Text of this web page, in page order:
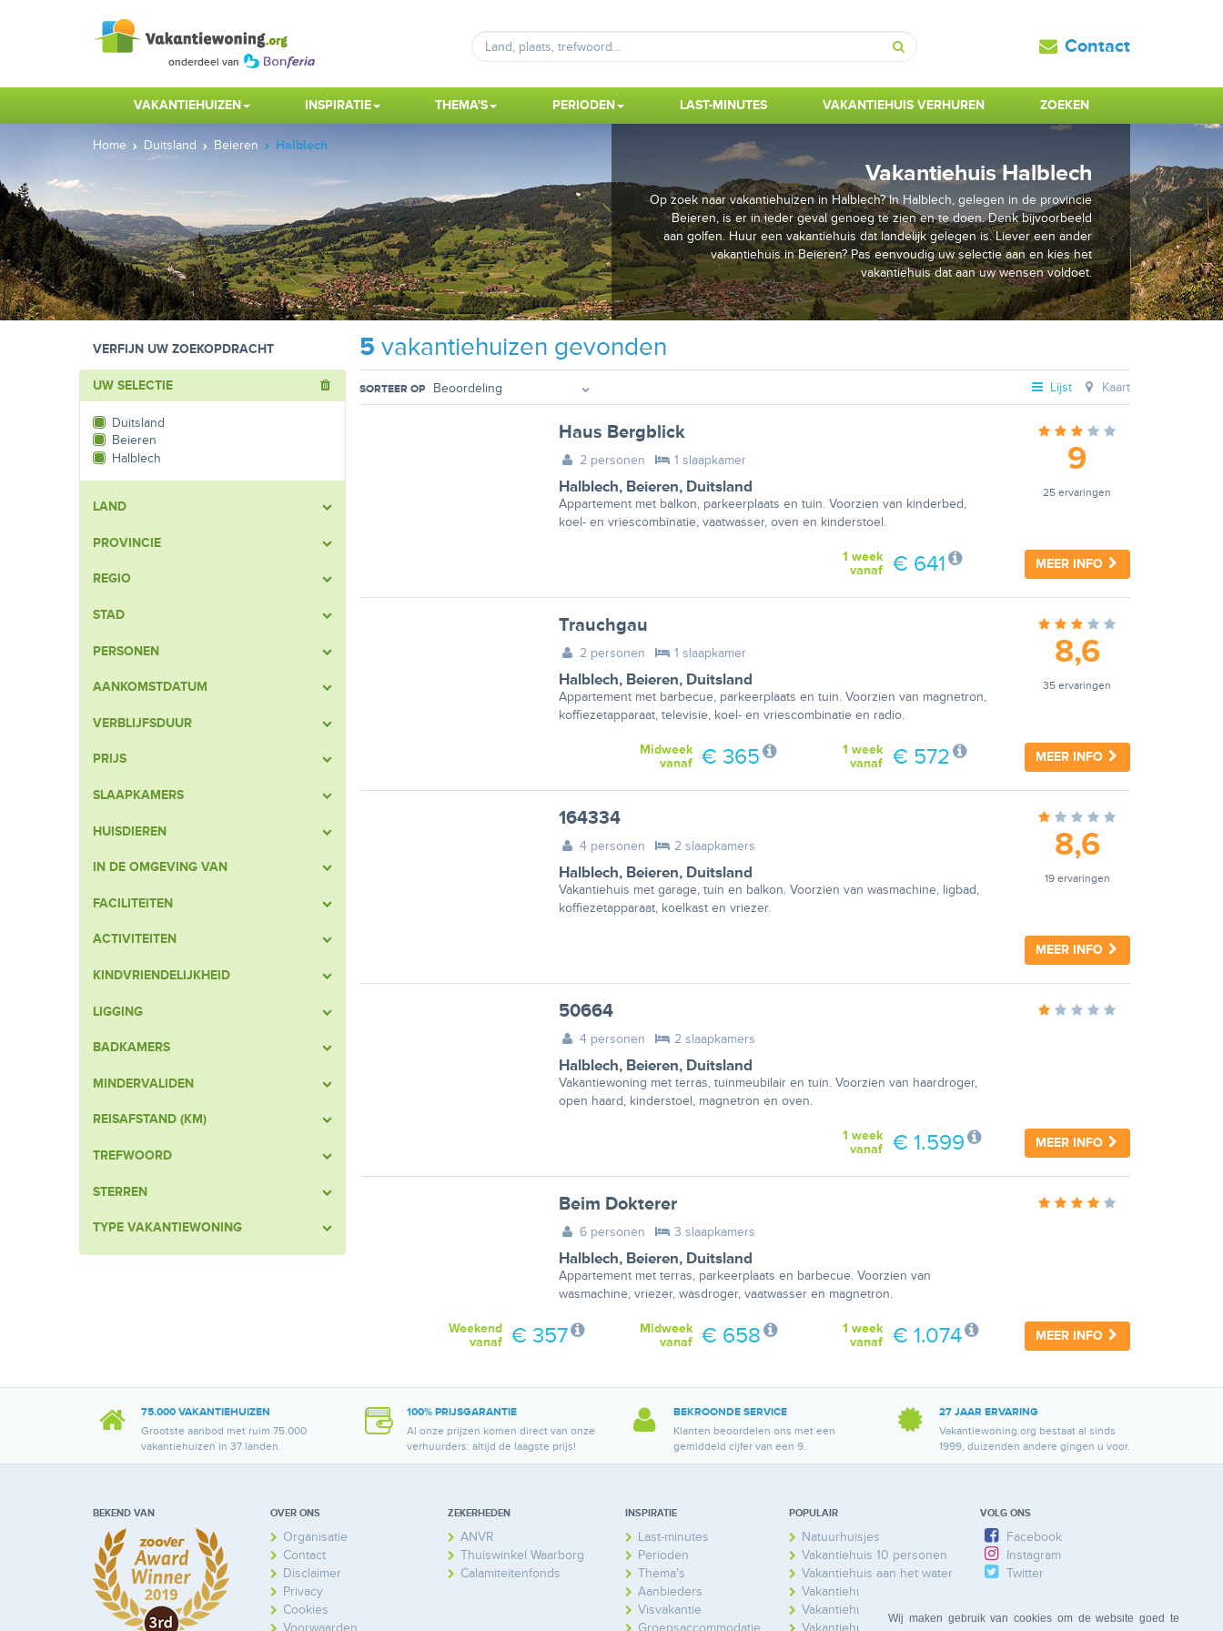
Wij maken gebruik van cookies om de website goed te
Zoeken
Contact
VAKANTIEHUIZEN INSPIRATIE THEMA'S PERIODEN LAST-MINUTES VAKANTIEHUIS VERHUREN ZOEKEN
Home Duitsland Beieren Halblech
Vakantiehuis Halblech
Op zoek naar vakantiehuizen in Halblech? In Halblech, gelegen in de provincie
Beieren, is er in ieder geval genoeg te zien en te doen. Denk bijvoorbeeld
aan golfen. Huur een vakantiehuis dat landelijk gelegen is. Liever een ander
vakantiehuis in Beieren? Pas eenvoudig uw selectie aan en kies het
vakantiehuis dat aan uw wensen voldoet.
VERFIJN UW ZOEKOPDRACHT 5 vakantiehuizen gevonden
UW SELECTIE
Duitsland
Beieren
Halblech
LAND
PROVINCIE
REGIO
STAD
PERSONEN
AANKOMSTDATUM
VERBLIJFSDUUR
PRIJS
SLAAPKAMERS
HUISDIEREN
IN DE OMGEVING VAN
FACILITEITEN
ACTIVITEITEN
KINDVRIENDELIJKHEID
LIGGING
BADKAMERS
MINDERVALIDEN
REISAFSTAND (KM)
TREFWOORD
STERREN
TYPE VAKANTIEWONING
SORTEER OP Lijst Kaart
Haus Bergblick
2 personen 1 slaapkamer
Halblech, Beieren, Duitsland
Appartement met balkon, parkeerplaats en tuin. Voorzien van kinderbed,
koel- en vriescombinatie, vaatwasser, oven en kinderstoel.
9
25 ervaringen
MEER INFO
1 week
vanaf
€ 641
Trauchgau
2 personen 1 slaapkamer
Halblech, Beieren, Duitsland
Appartement met barbecue, parkeerplaats en tuin. Voorzien van magnetron,
koffiezetapparaat, televisie, koel- en vriescombinatie en radio.
8,6
35 ervaringen
MEER INFO
1 week
vanaf
€ 572
Midweek
vanaf
€ 365
164334
4 personen 2 slaapkamers
Halblech, Beieren, Duitsland
Vakantiehuis met garage, tuin en balkon. Voorzien van wasmachine, ligbad,
koffiezetapparaat, koelkast en vriezer.
8,6
19 ervaringen
MEER INFO
50664
4 personen 2 slaapkamers
Halblech, Beieren, Duitsland
Vakantiewoning met terras, tuinmeubilair en tuin. Voorzien van haardroger,
open haard, kinderstoel, magnetron en oven.
MEER INFO
1 week
vanaf
€ 1.599
Beim Dokterer
6 personen 3 slaapkamers
Halblech, Beieren, Duitsland
Appartement met terras, parkeerplaats en barbecue. Voorzien van
wasmachine, vriezer, wasdroger, vaatwasser en magnetron.
MEER INFO
1 week
vanaf
€ 1.074
Midweek
vanaf
€ 658
Weekend
vanaf
€ 357
75.000 VAKANTIEHUIZEN
Grootste aanbod met ruim 75.000
vakantiehuizen in 37 landen.
100% PRIJSGARANTIE
Al onze prijzen komen direct van onze
verhuurders: altijd de laagste prijs!
BEKROONDE SERVICE
Klanten beoordelen ons met een
gemiddeld cijfer van een 9.
27 JAAR ERVARING
Vakantiewoning.org bestaat al sinds
1999, duizenden andere gingen u voor.
BEKEND VAN OVER ONS
Organisatie
Contact
Disclaimer
Privacy
Cookies
Voorwaarden
ZEKERHEDEN
ANVR
Thuiswinkel Waarborg
Calamiteitenfonds
INSPIRATIE
Last-minutes
Perioden
Thema's
Aanbieders
Visvakantie
Groepsaccommodatie
POPULAIR
Natuurhuisjes
Vakantiehuis 10 personen
Vakantiehuis aan het water
Vakantiehuis Ardennen
Vakantiehuis Duitsland
Vakantiehuis Frankrijk
VOLG ONS
Facebook
Instagram
Twitter